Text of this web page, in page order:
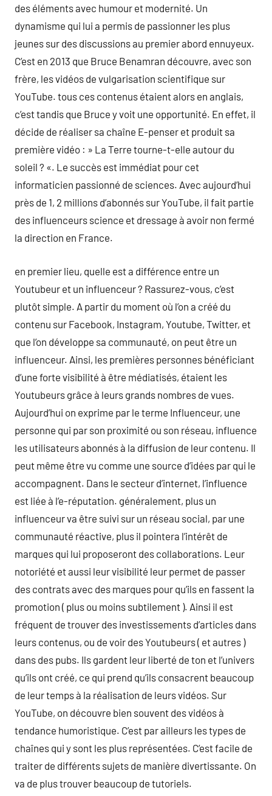
des éléments avec humour et modernité. Un
dynamisme qui lui a permis de passionner les plus
jeunes sur des discussions au premier abord ennuyeux.
C’est en 2013 que Bruce Benamran découvre, avec son
frère, les vidéos de vulgarisation scientifique sur
YouTube. tous ces contenus étaient alors en anglais,
c’est tandis que Bruce y voit une opportunité. En effet, il
décide de réaliser sa chaîne E-penser et produit sa
première vidéo : » La Terre tourne-t-elle autour du
soleil ? «. Le succès est immédiat pour cet
informaticien passionné de sciences. Avec aujourd’hui
près de 1, 2 millions d’abonnés sur YouTube, il fait partie
des influenceurs science et dressage à avoir non fermé
la direction en France.
en premier lieu, quelle est a différence entre un
Youtubeur et un influenceur ? Rassurez-vous, c’est
plutôt simple. A partir du moment où l’on a créé du
contenu sur Facebook, Instagram, Youtube, Twitter, et
que l’on développe sa communauté, on peut être un
influenceur. Ainsi, les premières personnes bénéficiant
d’une forte visibilité à être médiatisés, étaient les
Youtubeurs grâce à leurs grands nombres de vues.
Aujourd’hui on exprime par le terme Influenceur, une
personne qui par son proximité ou son réseau, influence
les utilisateurs abonnés à la diffusion de leur contenu. Il
peut même être vu comme une source d’idées par qui le
accompagnent. Dans le secteur d’internet, l’influence
est liée à l’e-réputation. généralement, plus un
influenceur va être suivi sur un réseau social, par une
communauté réactive, plus il pointera l’intérêt de
marques qui lui proposeront des collaborations. Leur
notoriété et aussi leur visibilité leur permet de passer
des contrats avec des marques pour qu’ils en fassent la
promotion ( plus ou moins subtilement ). Ainsi il est
fréquent de trouver des investissements d’articles dans
leurs contenus, ou de voir des Youtubeurs ( et autres )
dans des pubs. Ils gardent leur liberté de ton et l’univers
qu’ils ont créé, ce qui prend qu’ils consacrent beaucoup
de leur temps à la réalisation de leurs vidéos. Sur
YouTube, on découvre bien souvent des vidéos à
tendance humoristique. C’est par ailleurs les types de
chaînes qui y sont les plus représentées. C’est facile de
traiter de différents sujets de manière divertissante. On
va de plus trouver beaucoup de tutoriels.